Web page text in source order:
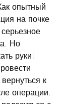
опытный
на почке
Но
руки!
к
операции.